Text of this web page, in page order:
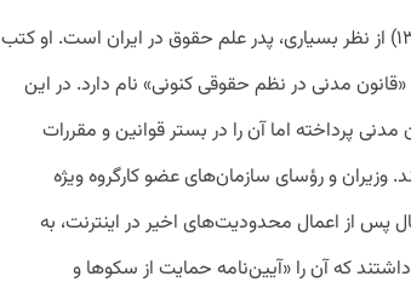
مرحوم استاد ناصر کاتوزیان (۱۳۹۳-۱۳۱۰) از نظر بسیاری، پدر علم حقوق در ایران است. او کتب
مدنی در نظم حقوقی کنونی» نام دارد. در این
مدنی پرداخته اما آن را در بستر قوانین و مقررات
و رؤسای سازمان‌های عضو کارگروه ویژه
پس از اعمال محدودیت‌های اخیر در اینترنت، به
۱۴۰۱، یک مصوبه داشتند که آن را «آیین‌نامه حمایت از سکوها و